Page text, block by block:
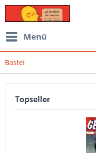
Menü
Bastei
Topseller